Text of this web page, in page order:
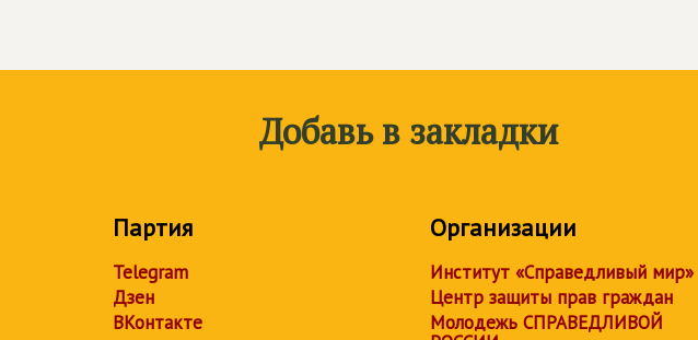
Добавь в закладки
Партия
Telegram
Дзен
ВКонтакте
Организации
Институт «Справедливый мир»
Центр защиты прав граждан
Молодежь СПРАВЕДЛИВОЙ